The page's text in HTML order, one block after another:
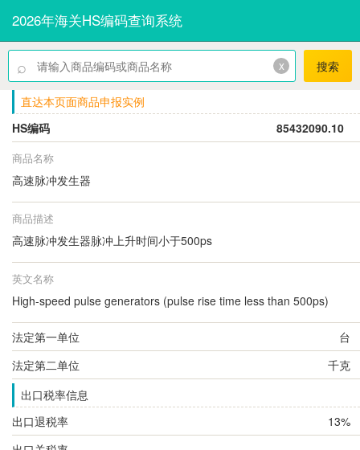
2026年海关HS编码查询系统
⌕ x 搜索
直达本页面商品申报实例
HS编码
85432090.10
商品名称
高速脉冲发生器
商品描述
高速脉冲发生器脉冲上升时间小于500ps
英文名称
High-speed pulse generators (pulse rise time less than 500ps)
法定第一单位
台
法定第二单位
千克
出口税率信息
出口退税率
13%